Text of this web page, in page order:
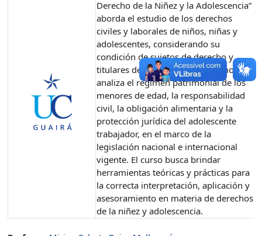
Derecho de la Niñez y la Adolescencia”
aborda el estudio de los derechos
civiles y laborales de niños, niñas y
adolescentes, considerando su
condición de sujetos de derecho y
titulares de patrimonio. Asimismo,
analiza el régimen patrimonial de los
menores de edad, la responsabilidad
civil, la obligación alimentaria y la
protección jurídica del adolescente
trabajador, en el marco de la
legislación nacional e internacional
vigente. El curso busca brindar
herramientas teóricas y prácticas para
la correcta interpretación, aplicación y
asesoramiento en materia de derechos
de la niñez y adolescencia.